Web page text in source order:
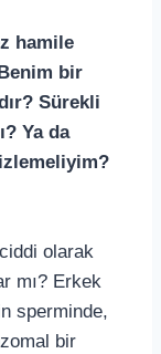
hamile
bir
Sürekli
Ya da
olarak
mı? Erkek
sperminde,
bir